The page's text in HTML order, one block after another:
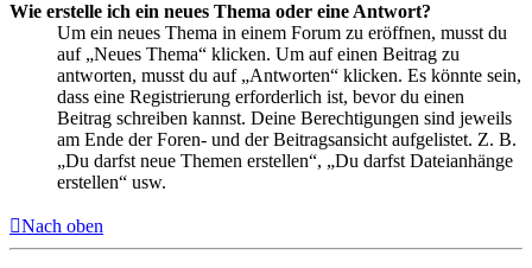
Wie erstelle ich ein neues Thema oder eine Antwort?
Um ein neues Thema in einem Forum zu eröffnen, musst du
auf „Neues Thema“ klicken. Um auf einen Beitrag zu
antworten, musst du auf „Antworten“ klicken. Es könnte sein,
dass eine Registrierung erforderlich ist, bevor du einen
Beitrag schreiben kannst. Deine Berechtigungen sind jeweils
am Ende der Foren- und der Beitragsansicht aufgelistet. Z. B.
„Du darfst neue Themen erstellen“, „Du darfst Dateianhänge
erstellen“ usw.
Nach oben